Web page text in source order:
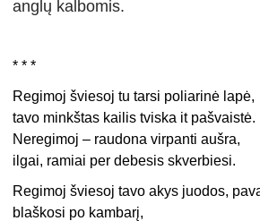
anglų kalbomis.
* * *
Regimoj šviesoj tu tarsi poliarinė lapė,
tavo minkštas kailis tviska it pašvaistė.
Neregimoj – raudona virpanti aušra,
ilgai, ramiai per debesis skverbiesi.
Regimoj šviesoj tavo akys juodos,
blaškosi po kambarį,